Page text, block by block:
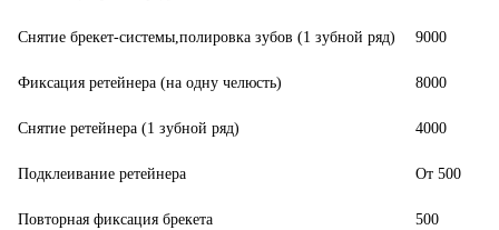
Снятие брекет-системы,полировка зубов (1 зубной ряд) 9000
Фиксация ретейнера (на одну челюсть) 8000
Снятие ретейнера (1 зубной ряд) 4000
Подклеивание ретейнера От 500
Повторная фиксация брекета 500